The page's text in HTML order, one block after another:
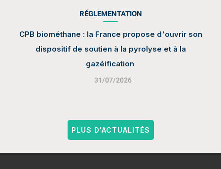
RÉGLEMENTATION
CPB biométhane : la France propose d'ouvrir son
dispositif de soutien à la pyrolyse et à la
gazéification
31/07/2026
PLUS D'ACTUALITÉS